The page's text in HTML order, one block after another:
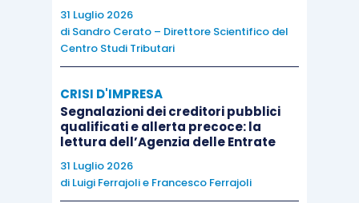
del trimestre solare di riferimento. Detto
termine è prorogato al
effettuate nelsecondo trimestre solare
tramite SdI nel medesimo periodo.
Il contribuente potrà procedere al
dell’imposta mediante addebito sul conto
31 Luglio 2026
di Sandro Cerato – Direttore Scientifico del
Centro Studi Tributari
CRISI D'IMPRESA
Segnalazioni dei creditori pubblici
qualificati e allerta precoce: la
lettura dell’Agenzia delle Entrate
31 Luglio 2026
di Luigi Ferrajolie Francesco Ferrajoli